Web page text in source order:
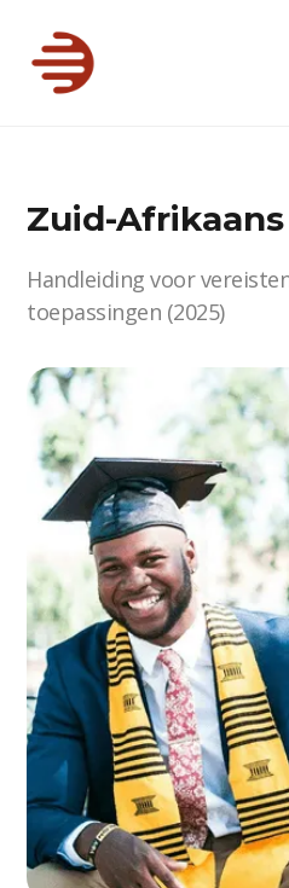
Zuid-
Handleiding voor
toepassingen (2025)